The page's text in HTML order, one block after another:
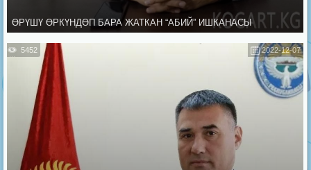
ӨРҮШҮ ӨРКҮНДӨП БАРА ЖАТКАН “АБИЙ” ИШКАНАСЫ
2022-12-07
5452